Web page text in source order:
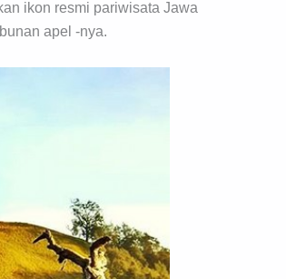
ikon resmi pariwisata Jawa
apel -nya.